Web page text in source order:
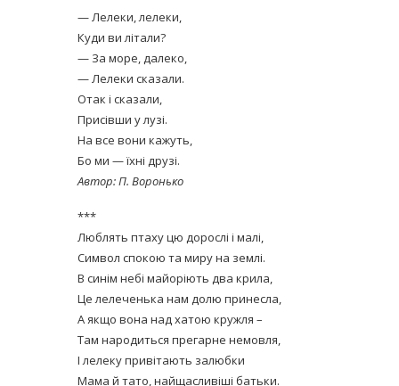
— Лелеки, лелеки,
Куди ви літали?
— За море, далеко,
— Лелеки сказали.
Отак і сказали,
Присівши у лузі.
На все вони кажуть,
Бо ми — їхні друзі.
Автор: П. Воронько
***
Люблять птаху цю дорослі і малі,
Символ спокою та миру на землі.
В синім небі майоріють два крила,
Це лелеченька нам долю принесла,
А якщо вона над хатою кружля –
Там народиться прегарне немовля,
І лелеку привітають залюбки
Мама й тато, найщасливіші батьки.